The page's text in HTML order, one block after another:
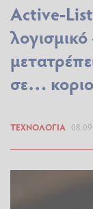
Active-
σε…
ΤΕΧΝΟΛΟΓΊΑ